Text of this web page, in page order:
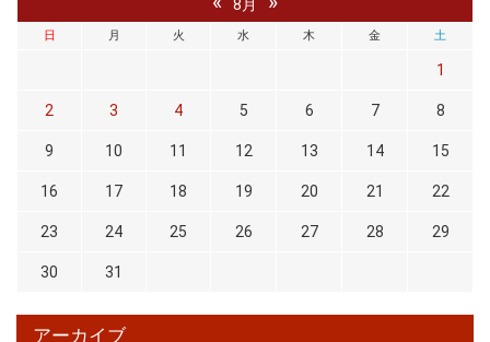
8月
日 月 火 水 木 金 土
1
2 3 4 5 6 7 8
9 10 11 12 13 14 15
16 17 18 19 20 21 22
23 24 25 26 27 28 29
30 31
アーカイブ